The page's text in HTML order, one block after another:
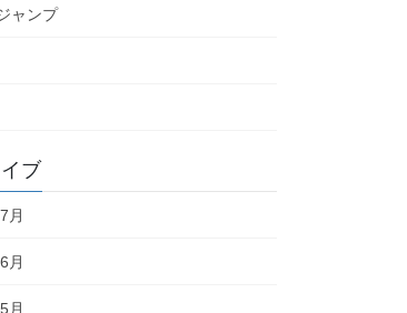
ャンプ
ブ
月
月
月